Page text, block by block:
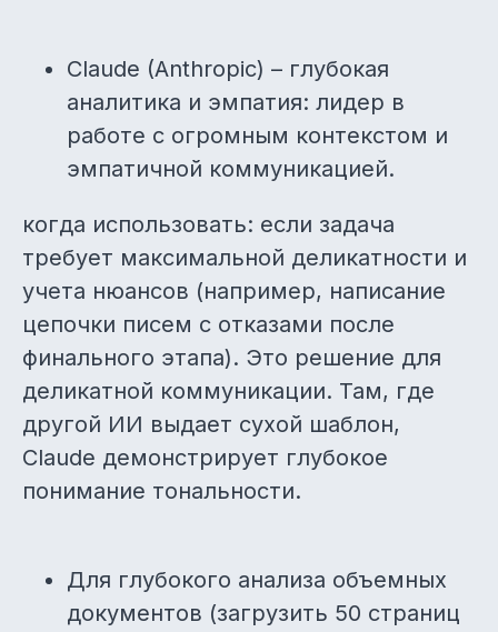
Claude (Anthropic) – глубокая
аналитика и эмпатия: лидер в
работе с огромным контекстом и
эмпатичной коммуникацией.
когда использовать: если задача
требует максимальной деликатности и
учета нюансов (например, написание
цепочки писем с отказами после
финального этапа). Это решение для
деликатной коммуникации. Там, где
другой ИИ выдает сухой шаблон,
Claude демонстрирует глубокое
понимание тональности.
Для глубокого анализа объемных
документов (загрузить 50 страниц